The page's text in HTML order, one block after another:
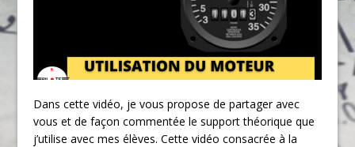
Dans cette vidéo, je vous propose de partager avec
vous et de façon commentée le support théorique que
j’utilise avec mes élèves. Cette vidéo consacrée à la